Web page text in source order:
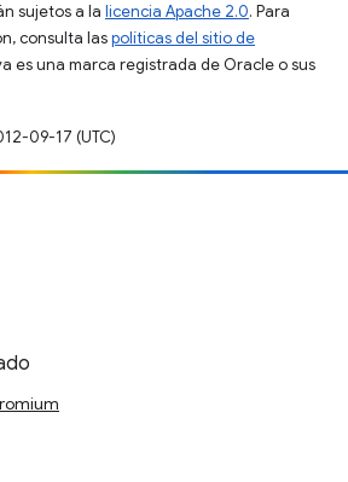
sujetos a la licencia Apache 2.0. Para
consulta laspolíticas del sitio de
es una marca registrada de Oracle o sus
09-17 (UTC)